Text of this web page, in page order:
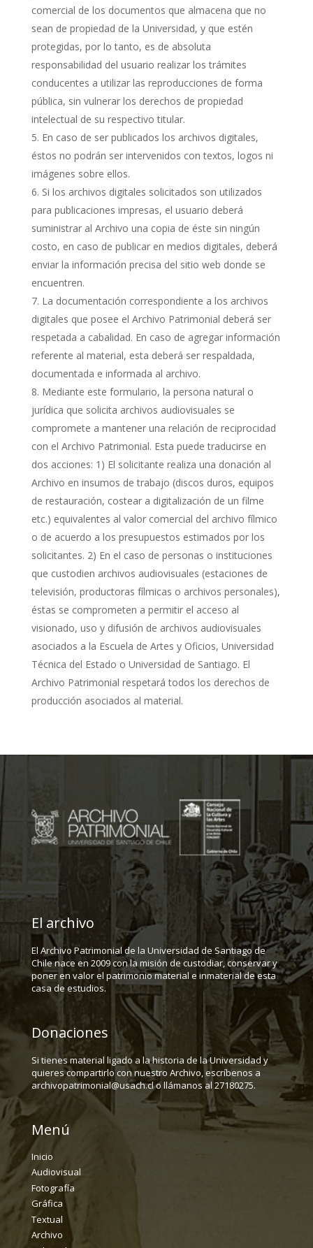
comercial de los documentos que almacena que no
sean de propiedad de la Universidad, y que estén
protegidas, por lo tanto, es de absoluta
responsabilidad del usuario realizar los trámites
conducentes a utilizar las reproducciones de forma
pública, sin vulnerar los derechos de propiedad
intelectual de su respectivo titular.
En caso de ser publicados los archivos digitales,
éstos no podrán ser intervenidos con textos, logos ni
imágenes sobre ellos.
Si los archivos digitales solicitados son utilizados
para publicaciones impresas, el usuario deberá
suministrar al Archivo una copia de éste sin ningún
costo, en caso de publicar en medios digitales, deberá
enviar la información precisa del sitio web donde se
encuentren.
La documentación correspondiente a los archivos
digitales que posee el Archivo Patrimonial deberá ser
respetada a cabalidad. En caso de agregar información
referente al material, esta deberá ser respaldada,
documentada e informada al archivo.
Mediante este formulario, la persona natural o
jurídica que solicita archivos audiovisuales se
compromete a mantener una relación de reciprocidad
con el Archivo Patrimonial. Esta puede traducirse en
dos acciones: 1) El solicitante realiza una donación al
Archivo en insumos de trabajo (discos duros, equipos
de restauración, costear a digitalización de un filme
etc.) equivalentes al valor comercial del archivo fílmico
o de acuerdo a los presupuestos estimados por los
solicitantes. 2) En el caso de personas o instituciones
que custodien archivos audiovisuales (estaciones de
televisión, productoras fílmicas o archivos personales),
éstas se comprometen a permitir el acceso al
visionado, uso y difusión de archivos audiovisuales
asociados a la Escuela de Artes y Oficios, Universidad
Técnica del Estado o Universidad de Santiago. El
Archivo Patrimonial respetará todos los derechos de
producción asociados al material.
El archivo
El Archivo Patrimonial de la Universidad de Santiago de
Chile nace en 2009 con la misión de custodiar, conservar y
poner en valor el patrimonio material e inmaterial de esta
casa de estudios.
Donaciones
Si tienes material ligado a la historia de la Universidad y
quieres compartirlo con nuestro Archivo, escríbenos a
archivopatrimonial@usach.cl o llámanos al 27180275.
Menú
Inicio
Audiovisual
Fotografía
Gráfica
Textual
Archivo